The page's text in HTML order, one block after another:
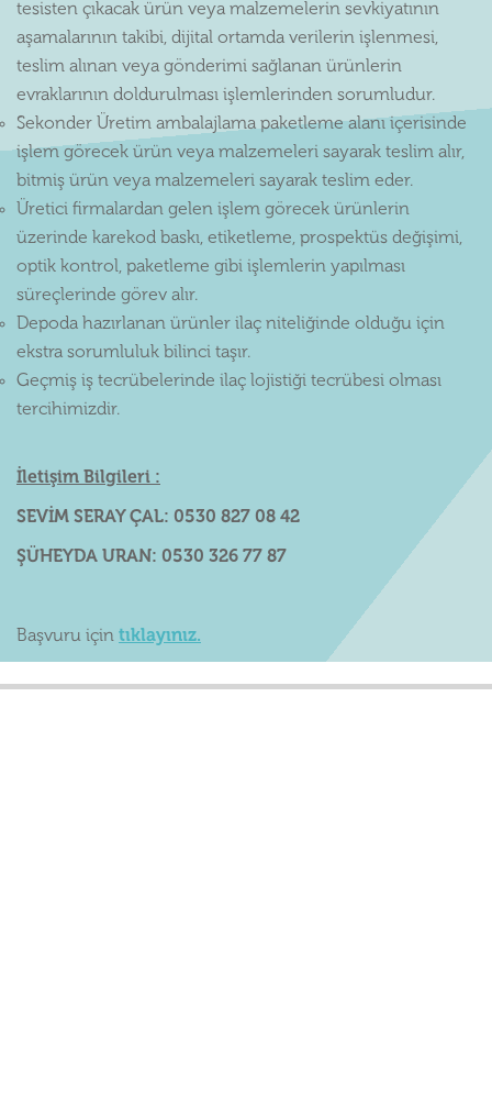
tesisten çıkacak ürün veya malzemelerin sevkiyatının
aşamalarının takibi, dijital ortamda verilerin işlenmesi,
teslim alınan veya gönderimi sağlanan ürünlerin
evraklarının doldurulması işlemlerinden sorumludur.
Sekonder Üretim ambalajlama paketleme alanı içerisinde
işlem görecek ürün veya malzemeleri sayarak teslim alır,
bitmiş ürün veya malzemeleri sayarak teslim eder.
Üretici firmalardan gelen işlem görecek ürünlerin
üzerinde karekod baskı, etiketleme, prospektüs değişimi,
optik kontrol, paketleme gibi işlemlerin yapılması
süreçlerinde görev alır.
Depoda hazırlanan ürünler ilaç niteliğinde olduğu için
ekstra sorumluluk bilinci taşır.
Geçmiş iş tecrübelerinde ilaç lojistiği tecrübesi olması
tercihimizdir.
İletişim Bilgileri :
SEVİM SERAY ÇAL: 0530 827 08 42
ŞÜHEYDA URAN: 0530 326 77 87
Başvuru için tıklayınız.